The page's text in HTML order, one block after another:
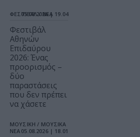
ΦΕΣΤΙΒΑΛ / ΝΕΑ
05.08.2026 | 19.04
Φεστιβάλ
Αθηνών
Επιδαύρου
2026: Ένας
προορισμός –
δύο
παραστάσεις
που δεν πρέπει
να χάσετε
ΜΟΥΣΙΚΗ / ΜΟΥΣΙΚΑ
ΝΕΑ 05.08.2026 | 18.01